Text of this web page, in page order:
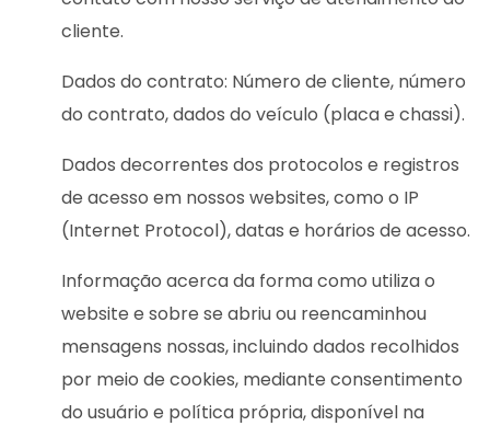
cliente.
Dados do contrato: Número de cliente, número
do contrato, dados do veículo (placa e chassi).
Dados decorrentes dos protocolos e registros
de acesso em nossos websites, como o IP
(Internet Protocol), datas e horários de acesso.
Informação acerca da forma como utiliza o
website e sobre se abriu ou reencaminhou
mensagens nossas, incluindo dados recolhidos
por meio de cookies, mediante consentimento
do usuário e política própria, disponível na